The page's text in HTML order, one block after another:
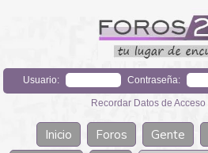
Usuario: Contraseña:
Recordar Datos de Acceso
Inicio Foros Gente